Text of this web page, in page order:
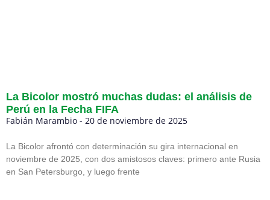
La Bicolor mostró muchas dudas: el análisis de
Perú en la Fecha FIFA
Fabián Marambio 20 de noviembre de 2025
La Bicolor afrontó con determinación su gira internacional en
noviembre de 2025, con dos amistosos claves: primero ante Rusia
en San Petersburgo, y luego frente